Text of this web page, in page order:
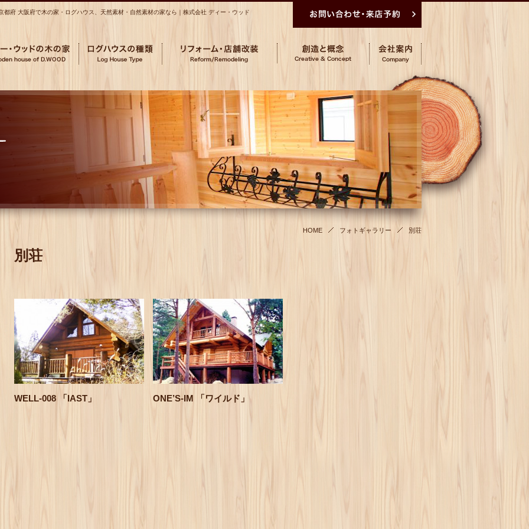
都府 大阪府で木の家・ログハウス、天然素材・自然素材の家なら｜株式会社 ディー・ウッド
HOME フォトギャラリー 別荘
別荘
WELL-008 「IAST」 ONE’S-IM 「ワイルド」